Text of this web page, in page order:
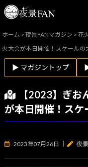
ホーム >夜景FANマガジン >花
火大会が本日開催！スケールの
▶ マガジントップ
【2023】ぎお
が本日開催！ス
2023年07月26日 夜